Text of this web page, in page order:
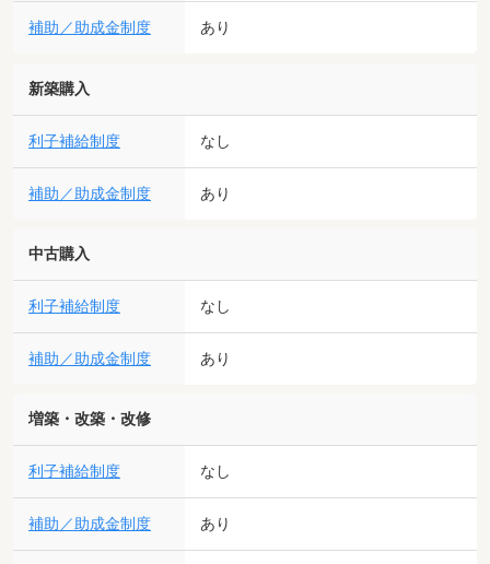
補助／助成金制度 あり
新築購入
利子補給制度 なし
補助／助成金制度 あり
中古購入
利子補給制度 なし
補助／助成金制度 あり
増築・改築・改修
利子補給制度 なし
補助／助成金制度 あり